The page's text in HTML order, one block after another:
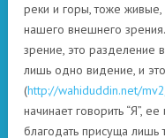
реки и горы, тоже
нашего внешнего
зрение, это разделение
лишь одно видение, и
(http://wahiduddin.net/
начинает говорить “Я”,
благодать присуща лишь